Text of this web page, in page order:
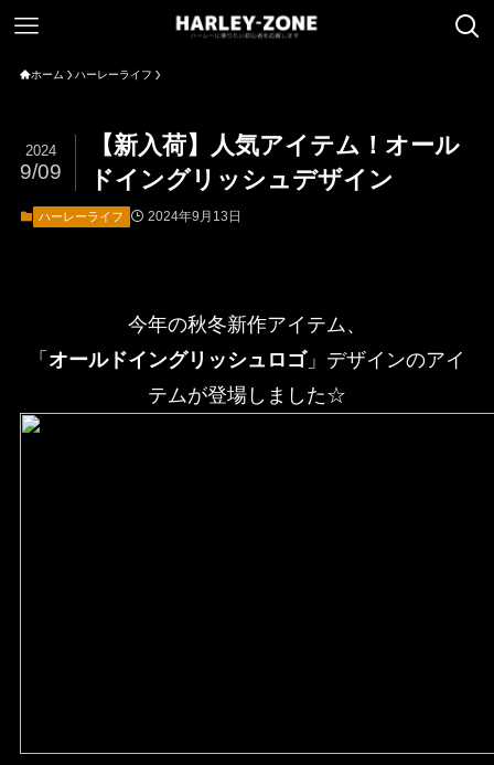
ホーム ハーレーライフ
【新入荷】人気アイテム！オール
ドイングリッシュデザイン
2024
9/09
ハーレーライフ 2024年9月13日
今年の秋冬新作アイテム、
「 オールドイングリッシュロゴ」デザインのアイ
テムが登場しました☆